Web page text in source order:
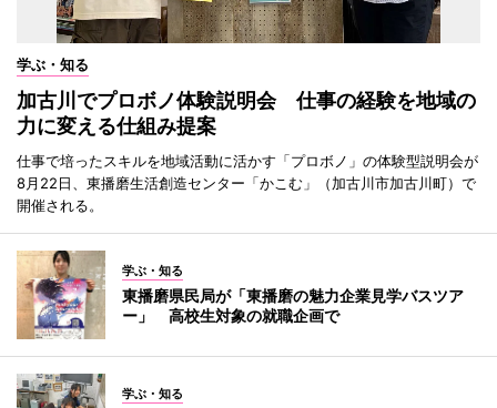
学ぶ・知る
加古川でプロボノ体験説明会 仕事の経験を地域の
力に変える仕組み提案
仕事で培ったスキルを地域活動に活かす「プロボノ」の体験型説明会が
8月22日、東播磨生活創造センター「かこむ」（加古川市加古川町）で
開催される。
学ぶ・知る
東播磨県民局が「東播磨の魅力企業見学バスツア
ー」 高校生対象の就職企画で
学ぶ・知る